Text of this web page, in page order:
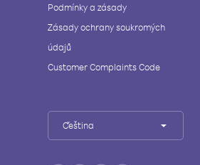
Podmínky a zásady
Zásady ochrany soukromých
údajů
Customer Complaints Code
Čeština